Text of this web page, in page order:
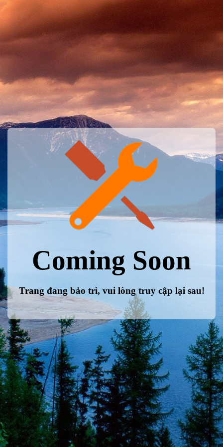
Coming Soon
Trang đang bảo trì, vui lòng truy cập lại sau!